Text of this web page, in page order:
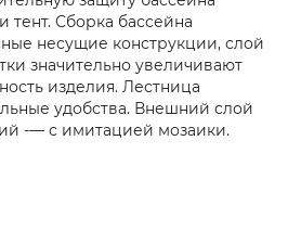
тент. Сборка бассейна
несущие конструкции, слой
значительно увеличивают
изделия. Лестница
удобства. Внешний слой
-— с имитацией мозаики.